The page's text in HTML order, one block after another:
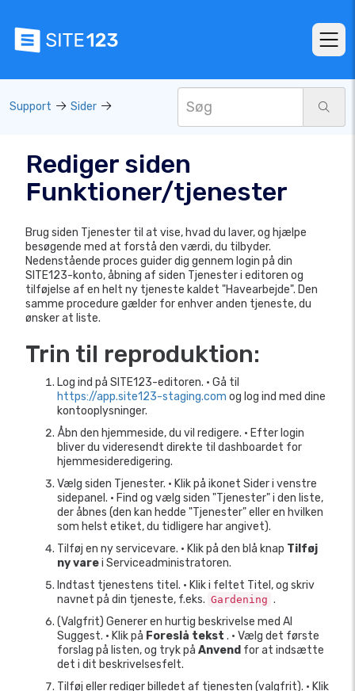
Support Sider
Rediger siden
Funktioner/tjenester
Brug siden Tjenester til at vise, hvad du laver, og hjælpe
besøgende med at forstå den værdi, du tilbyder.
Nedenstående proces guider dig gennem login på din
SITE123-konto, åbning af siden Tjenester i editoren og
tilføjelse af en helt ny tjeneste kaldet "Havearbejde". Den
samme procedure gælder for enhver anden tjeneste, du
ønsker at liste.
Trin til reproduktion:
Log ind på SITE123-editoren. • Gå til
https://app.site123-staging.com og log ind med dine
kontooplysninger.
Åbn den hjemmeside, du vil redigere. • Efter login
bliver du videresendt direkte til dashboardet for
hjemmesideredigering.
Vælg siden Tjenester. • Klik på ikonet Sider i venstre
sidepanel. • Find og vælg siden "Tjenester" i den liste,
der åbnes (den kan hedde "Tjenester" eller en hvilken
som helst etiket, du tidligere har angivet).
Tilføj en ny servicevare. • Klik på den blå knap Tilføj
ny varei Serviceadministratoren.
Indtast tjenestens titel. • Klik i feltet Titel, og skriv
navnet på din tjeneste, f.eks. Gardening .
(Valgfrit) Generer en hurtig beskrivelse med AI
Suggest. • Klik på Foreslå tekst . • Vælg det første
forslag på listen, og tryk på Anvend for at indsætte
det i dit beskrivelsesfelt.
Tilføj eller rediger billedet af tjenesten (valgfrit). • Klik